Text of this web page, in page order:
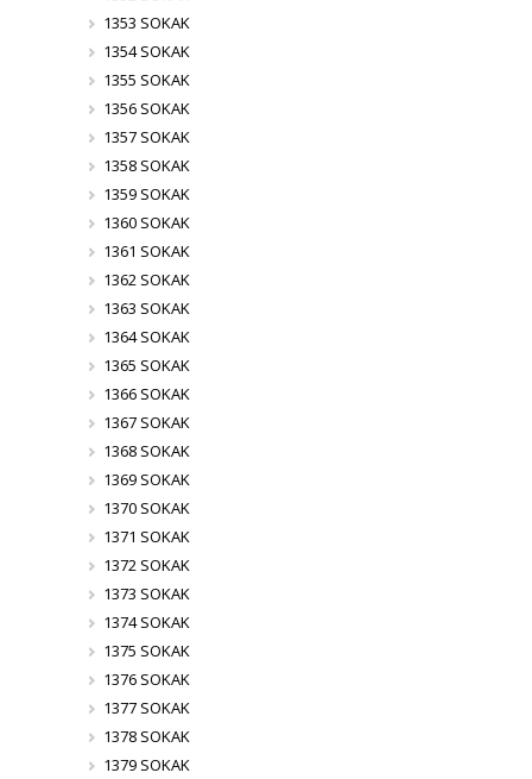
1353 SOKAK
1354 SOKAK
1355 SOKAK
1356 SOKAK
1357 SOKAK
1358 SOKAK
1359 SOKAK
1360 SOKAK
1361 SOKAK
1362 SOKAK
1363 SOKAK
1364 SOKAK
1365 SOKAK
1366 SOKAK
1367 SOKAK
1368 SOKAK
1369 SOKAK
1370 SOKAK
1371 SOKAK
1372 SOKAK
1373 SOKAK
1374 SOKAK
1375 SOKAK
1376 SOKAK
1377 SOKAK
1378 SOKAK
1379 SOKAK